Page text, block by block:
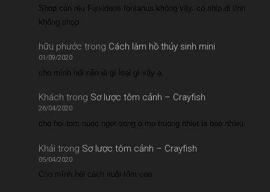
Shop còn rêu Fissidens fontanus không vậy. có ship đi tỉnh
không shop
hữu phước trong Cách làm hồ thủy sinh mini
01/09/2020
cho mình hỏi nền là gì loại gì vậy ạ
Khách trong Sơ lược tôm cảnh – Crayfish
26/04/2020
cho hoi tom nuoc ngot song o mo truong nhiet la bao nhieu
Khải trong Sơ lược tôm cảnh – Crayfish
05/04/2020
Cho mình hỏi cách nuôi tôm con